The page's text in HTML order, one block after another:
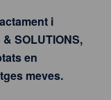
i
SOLUTIONS,
en
meves.